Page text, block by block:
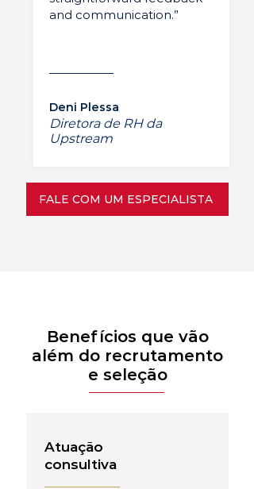
and communication.”
Deni Plessa
Diretora de RH da
Upstream
FALE COM UM ESPECIALISTA
Benefícios que vão
além do recrutamento
e seleção
Atuação
consultiva